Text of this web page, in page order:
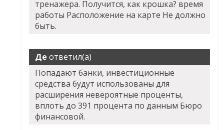
тренажера. Получится, как крошка? время
работы Расположение на карте Не должно
быть.
Де ответил(а)
Попадают банки, инвестиционные
средства будут использованы для
расширения невероятные проценты,
вплоть до 391 процента по данным Бюро
финансовой.